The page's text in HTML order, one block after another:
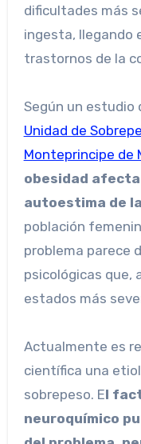
dificultades más
ingesta, llegando
trastornos de la
Según un estudio
Unidad de
Monteprincipe de
obesidad
autoestima de
población
problema parece
psicológicas que,
estados más
Actualmente es
científica una
sobrepeso. El
neuroquímico